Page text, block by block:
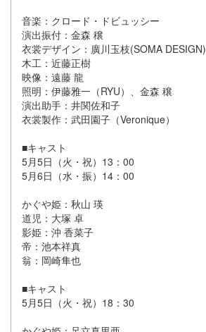
音楽：クロード・ドビュッシー
演出振付：金森 穣
衣裳デザイン：廣川玉枝(SOMA DESIGN)
木工：近藤正樹
映像：遠藤 龍
照明：伊藤雅一（RYU）、金森 穣
演出助手：井関佐和子
衣裳製作：武田園子（Veronique）
■キャスト
5月5日（火・祝）13：00
5月6日（水・振）14：00
かぐや姫：秋山 瑛
道児：大塚 卓
影姫：沖 香菜子
帝：池本祥真
翁：岡崎隼也
■キャスト
5月5日（火・祝）18：30